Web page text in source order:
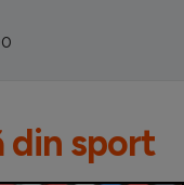
din sport